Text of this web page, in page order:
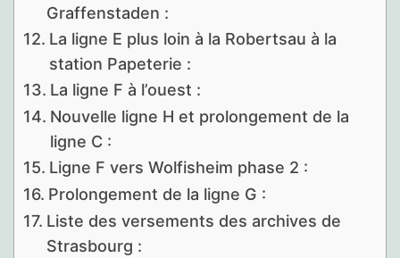
Graffenstaden :
La ligne E plus loin à la Robertsau à la
station Papeterie :
La ligne F à l’ouest :
Nouvelle ligne H et prolongement de la
ligne C :
Ligne F vers Wolfisheim phase 2 :
Prolongement de la ligne G :
Liste des versements des archives de
Strasbourg :